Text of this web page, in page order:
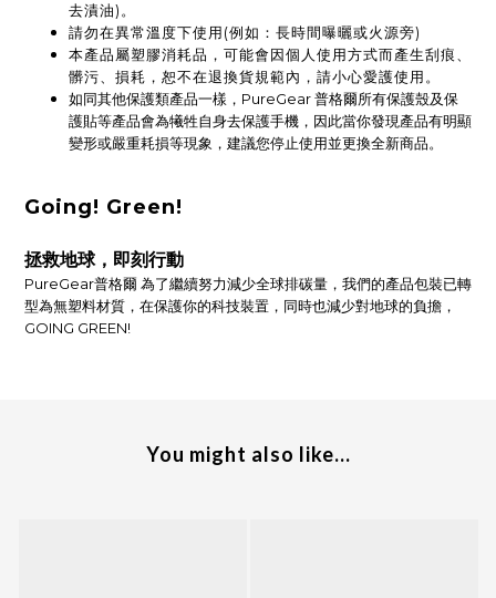
去漬油)。
請勿在異常溫度下使用(例如：長時間曝曬或火源旁)
本產品屬塑膠消耗品，可能會因個人使用方式而產生刮痕、
髒污、損耗，恕不在退換貨規範內，請小心愛護使用。
如同其他保護類產品一樣，PureGear 普格爾所有保護殼及保
護貼等產品會為犧牲自身去保護手機，因此當你發現產品有明顯
變形或嚴重耗損等現象，建議您停止使用並更換全新商品。
Going! Green!
拯救地球，即刻行動
PureGear普格爾 為了繼續努力減少全球排碳量，我們的產品包裝已轉
型為無塑料材質，在保護你的科技裝置，同時也減少對地球的負擔，
GOING GREEN!
You might also like...